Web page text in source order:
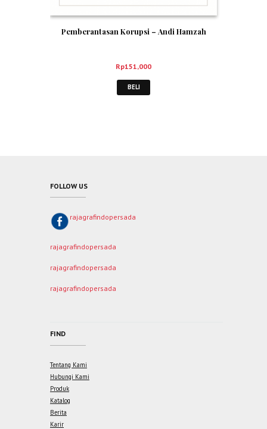
Pemberantasan Korupsi – Andi Hamzah
Rp151,000
BELI
FOLLOW US
rajagrafindopersada
rajagrafindopersada
rajagrafindopersada
rajagrafindopersada
FIND
Tentang Kami
Hubungi Kami
Produk
Katalog
Berita
Karir